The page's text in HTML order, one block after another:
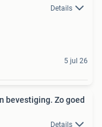
Details
5 jul 26
bevestiging. Zo goed
Details